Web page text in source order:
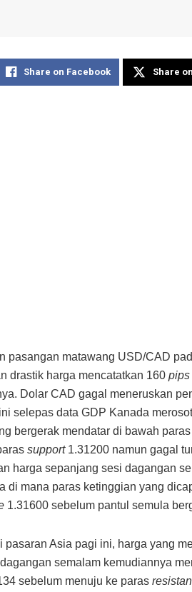
Share on Facebook Share
pasangan matawang USD/CAD
drastik harga mencatatkan 160 pips
Dolar CAD gagal meneruskan
selepas data GDP Kanada
bergerak mendatar di bawah paras
support1.31200 namun gagal
harga sepanjang sesi dagangan
di mana paras ketinggian yang
1.31600 sebelum pantul semula
pasaran Asia pagi ini, harga yang
semalam kemudiannya
sebelum menuju ke paras